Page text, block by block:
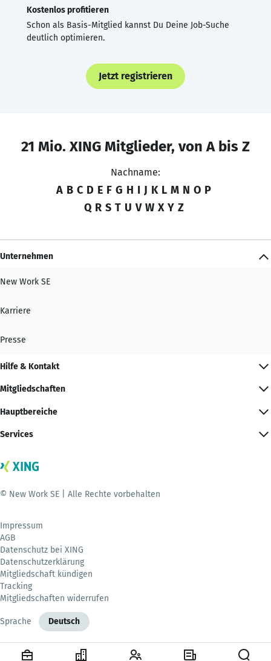
Kostenlos profitieren
Schon als Basis-Mitglied kannst Du Deine Job-Suche
deutlich optimieren.
Jetzt registrieren
21 Mio. XING Mitglieder, von A bis Z
Nachname:
A B C D E F G H I J K L M N O P
Q R S T U V W X Y Z
Unternehmen
New Work SE
Karriere
Presse
Hilfe & Kontakt
Mitgliedschaften
Hauptbereiche
Services
© New Work SE | Alle Rechte vorbehalten
Impressum
AGB
Datenschutz bei XING
Datenschutzerklärung
Mitgliedschaft kündigen
Tracking
Mitgliedschaften widerrufen
Sprache Deutsch